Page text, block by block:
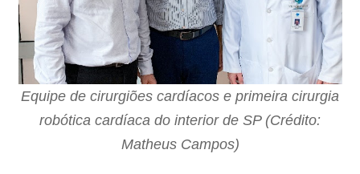
Equipe de cirurgiões cardíacos e primeira cirurgia
robótica cardíaca do interior de SP (Crédito:
Matheus Campos)